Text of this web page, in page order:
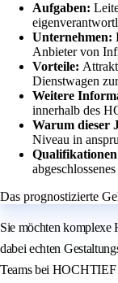
Aufgaben:
Unternehmen:
Anbieter von
Vorteile:
Dienstwagen
Weitere
innerhalb des
Warum dieser
Niveau in
Das prognostizierte
Sie möchten komplexe
dabei echten
Teams bei